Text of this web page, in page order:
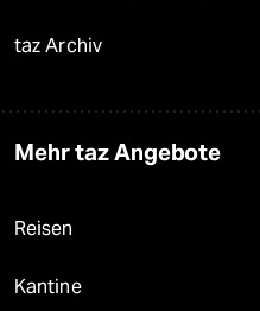
taz Archiv
Mehr taz Angebote
Reisen
Kantine